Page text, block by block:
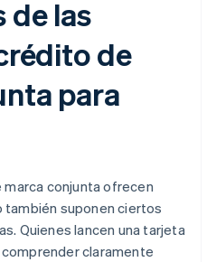
de las
de
para
conjunta ofrecen
también suponen ciertos
Quienes lancen una tarjeta
claramente